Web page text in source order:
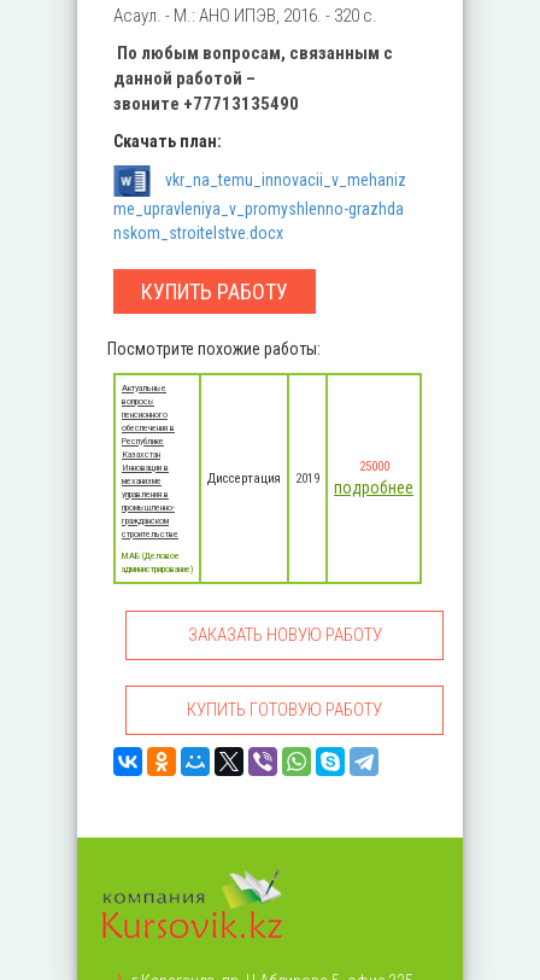
Асаул. - М.: АНО ИПЭВ, 2016. - 320 c.
По любым вопросам, связанным с
данной работой –
звоните +77713135490
Скачать план:
vkr_na_temu_innovacii_v_mehaniz
me_upravleniya_v_promyshlenno-grazhda
nskom_stroitelstve.docx
КУПИТЬ РАБОТУ
Посмотрите похожие работы:
Актуальные
вопросы
пенсионного
обеспечения в
Республике
Казахстан
Инновации в
механизме
управления в
промышленно-
гражданском
строительстве
MАБ (Деловое
администрирование)
Диссертация 2019
25000
подробнее
ЗАКАЗАТЬ НОВУЮ РАБОТУ
КУПИТЬ ГОТОВУЮ РАБОТУ